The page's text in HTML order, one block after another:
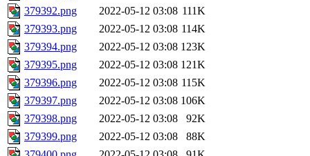
379392.png
2022-05-12 03:08 111K
379393.png
2022-05-12 03:08 114K
379394.png
2022-05-12 03:08 123K
379395.png
2022-05-12 03:08 121K
379396.png
2022-05-12 03:08 115K
379397.png
2022-05-12 03:08 106K
379398.png
2022-05-12 03:08
92K
379399.png
2022-05-12 03:08
88K